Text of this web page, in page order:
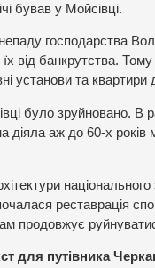
бував у Мойсівці.
господарства
від банкрутства.
установи та квартири
було зруйновано. В
аж до 60-х років
реставрація
продовжує
для путівника